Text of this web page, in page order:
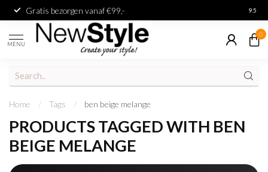
Gratis bezorgen vanaf €99,- 9.5
MENU
0
Home / Tags / ben beige melange
PRODUCTS TAGGED WITH BEN
BEIGE MELANGE